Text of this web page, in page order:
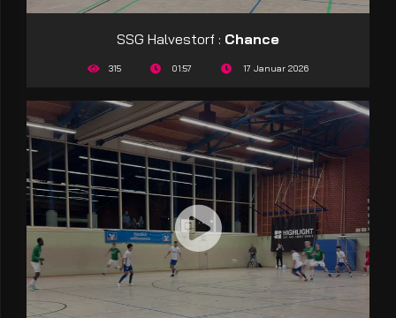
SSG Halvestorf : Chance
315 01:57 17 Januar 2026